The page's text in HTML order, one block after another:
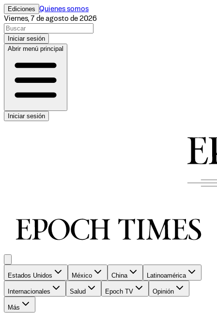
Ediciones Quienes somos
Viernes, 7 de agosto de 2026
Iniciar sesión
Abrir menú principal
Iniciar sesión
Estados Unidos México China Latinoamérica
Internacionales Salud Epoch TV Opinión
Más